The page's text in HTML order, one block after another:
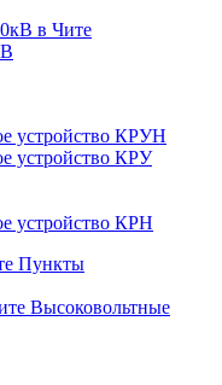
устройство КРУН
устройство КРУ
устройство КРН
Пункты
Высоковольтные